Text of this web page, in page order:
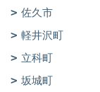
佐久市
軽井沢町
立科町
坂城町